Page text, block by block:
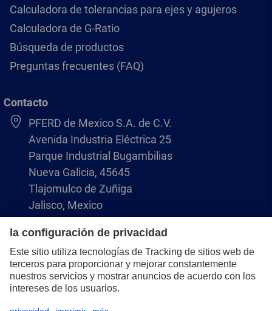
Calculadora de tolerancias para ejes y agujeros
Calculadora de G-Ratio
Búsqueda de productos
Preguntas frecuentes (FAQ)
Contacto
PFERD de Mexico S.A. de C.V.
Avenida Industria Eléctrica 25
Parque Industrial Bugambilias
Nueva Galicia, 45645
Tlajomulco de Zuñiga
Jalisco, Mexico
+52 (33) 3366 9936
servicio.cliente.mx@pferd.com